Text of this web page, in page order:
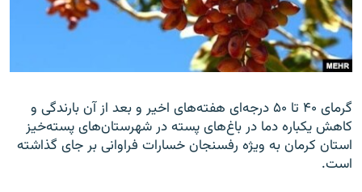
گرمای ۴۰ تا ۵۰ درجه‌ای هفته‌های اخير و بعد از آن بارندگی و
کاهش يکباره دما در باغ‌های پسته در شهرستان‌های پسته‌خيز
استان کرمان به ويژه رفسنجان خسارات فراوانی بر جای گذاشته
است.